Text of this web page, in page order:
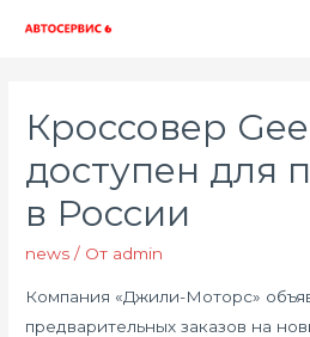
Кроссовер
доступен для
в России
news / От admin
Компания «Джили-Моторс»
предварительных заказов на